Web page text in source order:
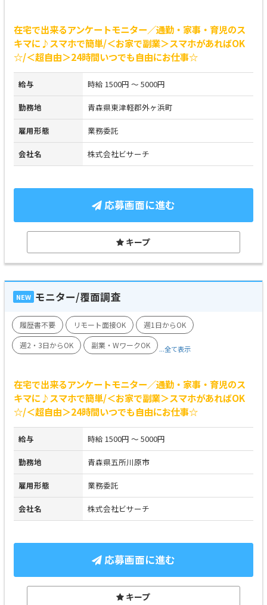
在宅で出来るアンケートモニター／通勤・家事・育児のス
キマに♪スマホで簡単/＜お家で副業＞スマホがあればOK
☆/＜超自由＞24時間いつでも自由にお仕事☆
給与 時給 1500円 ～ 5000円
勤務地 青森県東津軽郡外ヶ浜町
雇用形態 業務委託
会社名 株式会社ビサーチ
応募画面に進む
キープ
NEW モニター/覆面調査
履歴書不要 リモート面接OK
週1日からOK
週2・3日からOK
副業・WワークOK ...全て表示
在宅で出来るアンケートモニター／通勤・家事・育児のス
キマに♪スマホで簡単/＜お家で副業＞スマホがあればOK
☆/＜超自由＞24時間いつでも自由にお仕事☆
給与 時給 1500円 ～ 5000円
勤務地 青森県五所川原市
雇用形態 業務委託
会社名 株式会社ビサーチ
応募画面に進む
キープ